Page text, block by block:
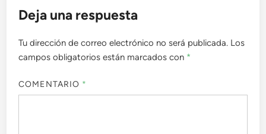
Deja una respuesta
Tu dirección de correo electrónico no será publicada. Los
campos obligatorios están marcados con *
COMENTARIO *